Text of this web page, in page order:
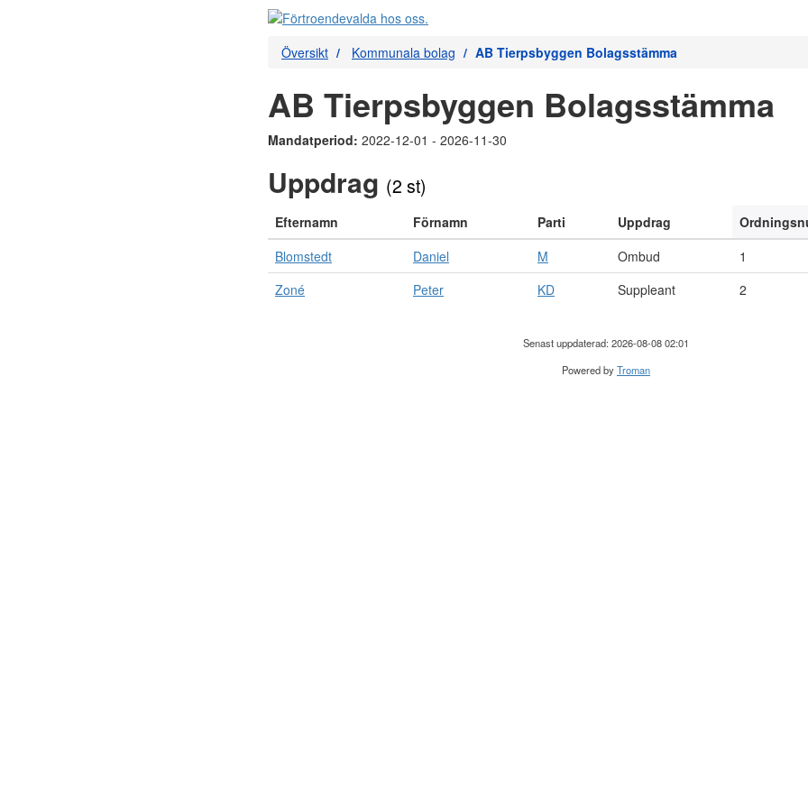
Översikt Kommunala bolag AB Tierpsbyggen Bolagsstämma
AB Tierpsbyggen Bolagsstämma
Mandatperiod: 2022-12-01 - 2026-11-30
Uppdrag (2 st)
Efternamn Förnamn Parti Uppdrag
Blomstedt
Daniel M Ombud
1
Zoné
Peter KD Suppleant 2
Senast uppdaterad: 2026-08-08 02:01
Powered byTroman